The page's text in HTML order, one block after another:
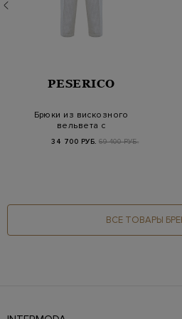
PESERICO
Брюки из вискозного
вельвета с
ламе
34 700 РУБ. 69 400 РУБ.
ВСЕ ТОВАРЫ